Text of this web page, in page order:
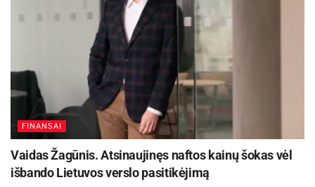
FINANSAI
Vaidas Žagūnis. Atsinaujinęs naftos kainų šokas vėl
išbando Lietuvos verslo pasitikėjimą